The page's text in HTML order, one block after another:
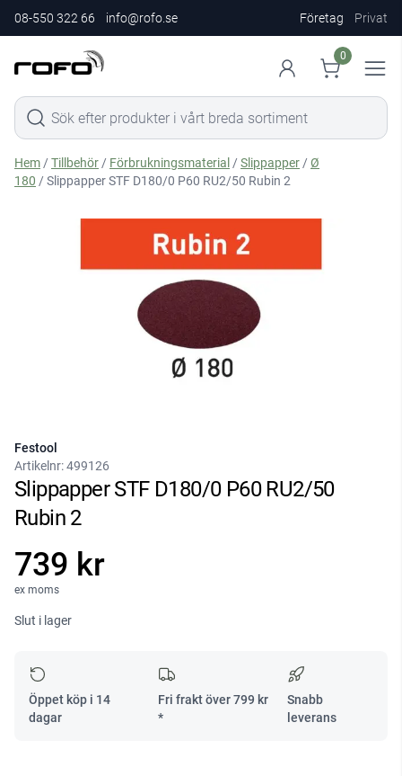
08-550 322 66 info@rofo.se Företag Privat
0
Hem /Tillbehör / Förbrukningsmaterial /Slippapper /Ø
180 / Slippapper STF D180/0 P60 RU2/50 Rubin 2
Festool
Artikelnr:499126
Slippapper STF D180/0 P60 RU2/50
Rubin 2
739 kr
ex moms
Slut i lager
Öppet köp i 14
dagar
Fri frakt över799 kr
*
Snabb
leverans